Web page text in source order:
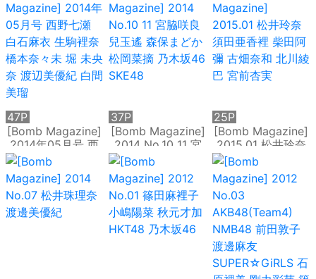
植木南央 村重杏奈
藪下柊 太田夢莉
HKT48 岸明日香
[Bomb Magazine]
2014年05月号 西
野七瀬 白石麻衣 生
駒裡奈 橋本奈々未
堀 未央奈 渡辺美優
紀 白間美瑠
47P
[Bomb Magazine]
2014 No.10 11 宮
脇咲良 兒玉遙 森保
まどか 松岡菜摘 乃
木坂46 SKE48
37P
[Bomb Magazine]
2015.01 松井玲奈
須田亜香裡 柴田阿
彌 古畑奈和 北川綾
巴 宮前杏実
25P